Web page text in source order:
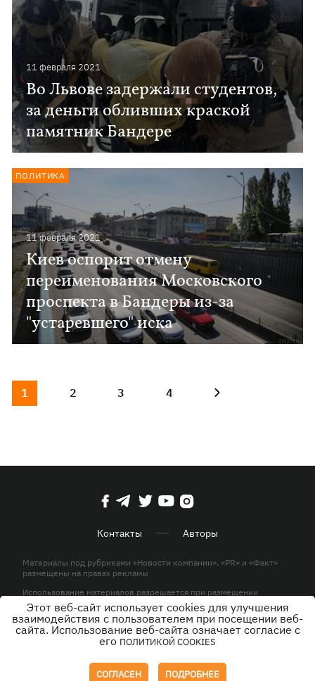
11 февраля 2021
Во Львове задержали студентов,
за деньги обливших краской
памятник Бандере
11 февраля 2021
Киев оспорит отмену
переименования Московского
проспекта в Бандеры из-за
"устаревшего" иска
ПОЛИТИКА
1 2 3 4
Контакты Авторы
Материалы под рубриками «Новости компании», «PR» и «Факт»
размещены на правах рекламы
Использование материалов разрешается при размещении
активной гиперссылки на KP.UA в первом абзаце.
© ООО «ЮЛАВ МЕДИА»,2026. Все права защищены.
Этот веб-сайт использует cookies для улучшения
взаимодействия с пользователем при посещении веб-
сайта. Использование веб-сайта означает согласие с
его ПОЛИТИКОЙ COOKIES
СОГЛАСЕН ПОДРОБНЕЕ